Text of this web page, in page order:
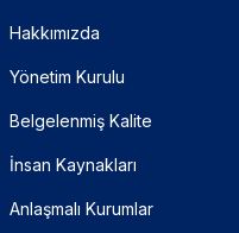
Hakkımızda
Yönetim Kurulu
Belgelenmiş Kalite
İnsan Kaynakları
Anlaşmalı Kurumlar